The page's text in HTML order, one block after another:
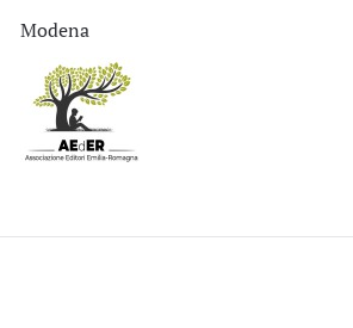
Modena